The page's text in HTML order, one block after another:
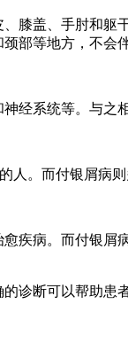
膝盖、手肘和
部等地方，不会
经系统等。与之
人。而付银屑病
疾病。而付银
诊断可以帮助